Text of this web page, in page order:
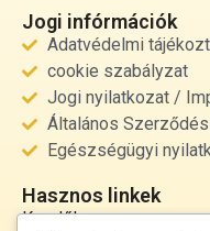
Jogi infórmációk
Adatvédelmi
cookie szabályzat
Jogi nyilatkozat /
Általános
Egészségügyi
Hasznos linkek
Kezdőlap